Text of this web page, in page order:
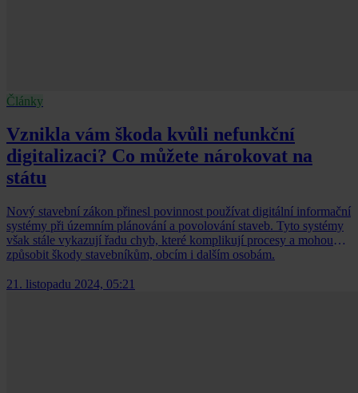
Články
Vznikla vám škoda kvůli nefunkční
digitalizaci? Co můžete nárokovat na
státu
Nový stavební zákon přinesl povinnost používat digitální informační
systémy při územním plánování a povolování staveb. Tyto systémy
však stále vykazují řadu chyb, které komplikují procesy a mohou
způsobit škody stavebníkům, obcím i dalším osobám.
21. listopadu 2024, 05:21